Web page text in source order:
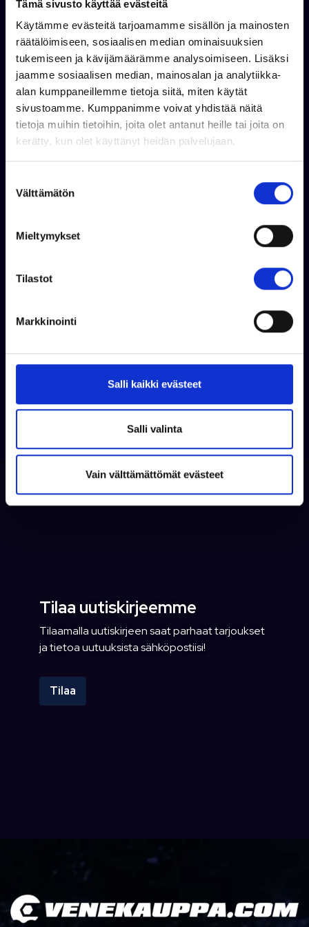
Tämä sivusto käyttää evästeitä
Käytämme evästeitä tarjoamamme sisällön ja mainosten
räätälöimiseen, sosiaalisen median ominaisuuksien
tukemiseen ja kävijämäärämme analysoimiseen. Lisäksi
jaamme sosiaalisen median, mainosalan ja analytiikka-
alan kumppaneillemme tietoja siitä, miten käytät
sivustoamme. Kumppanimme voivat yhdistää näitä
tietoja muihin tietoihin, joita olet antanut heille tai joita on
kerätty, kun olet käyttänyt heidän palvelujaan.
Välttämätön
Mieltymykset
Tilastot
Markkinointi
Salli kaikki evästeet
Salli valinta
Vain välttämättömät evästeet
Köysiboksi keulassa
Ankkuriboksi perässä
Automaattinen pilssipumppu
Securmark-merkintä
Yamaha Y-cop käynnistyksen esto
Lisävarusteet
Garmin Echomap 92 UHD 1 305 €
Kölirauta 350 €
Peräkuomu 1 150 €
Etutyynyt 525 €
Keulamoottoriteline 375 €
Pohjaväri 680 €
Jaa somessa
Kaikki artikkelit
Tilaa uutiskirjeemme
Tilaamalla uutiskirjeen saat parhaat tarjoukset
ja tietoa uutuuksista sähköpostiisi!
Tilaa